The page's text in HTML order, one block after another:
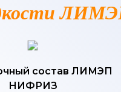
состав ЛИМЭП
НИФРИЗ